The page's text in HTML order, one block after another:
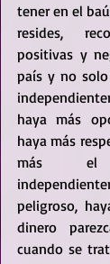
tener en el
resides,
positivas y
país y no
haya más
haya más
más el
peligroso,
dinero
cuando se